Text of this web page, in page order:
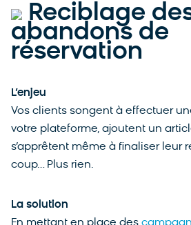
Reciblage
abandons de
réservation
L’enjeu
Vos clients songent à effectuer
votre plateforme, ajoutent un
s’apprêtent même à finaliser leur
coup… Plus rien.
La solution
En mettant en place des